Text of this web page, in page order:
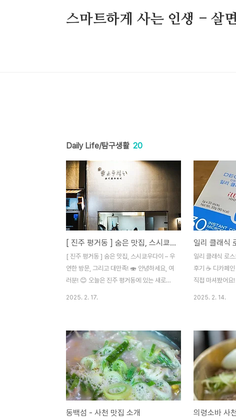
스마트하게 사는 인생 - 살
Daily Life/탐구생활 20
[ 진주 평거동 ] 숨은 맛집, 스시쿄우다이 – 우연한 방문, 그리고 대만족! 🍣
[ 진주 평거동 ] 숨은 맛집, 스시쿄우다이 – 우
연한 방문, 그리고 대만족! 🍣 안녕하세요, 여
러분! 😊 오늘은 진주 평거동에 있는 새로운
길을 돌려야 했어요. 😭 아래에 피스풀데이
라는 곳에 대한 포스팅은 링크로 남기겠습니
다. 대안으로 **"비스트로092"**에서 스테
이크를 먹으려 했지만, 예약 손님으로 가득
차 또다시 좌절… 그때 우연히 발견한 곳이
**"스시쿄우다이"**. 사전 정보 없이 방문했
지만, **결과는 대만족!** 🎉 맛도 좋았고,
2025. 2. 17.
일리 클래식 로
후기 ☕ 디카페인 커피믹스, 과연 맛있을까?
직접 마셔봤어요! 안녕하세요, 커피 좋아하는
요즘은 디카페
그래서 이번에
커피믹스를 직접
요! 과연 이 커피가 일반 커피와 비교해서 얼
마나 맛있을지,
서 밍밍하지는 않을
인해보도록 해요! 📋 목차 일리 클래식 로스
2025. 2. 14.
동백섬 - 사천 맛집 소개